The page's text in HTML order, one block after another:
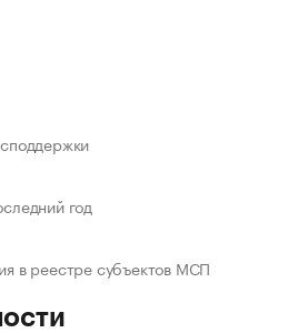
год
в реестре субъектов МСП